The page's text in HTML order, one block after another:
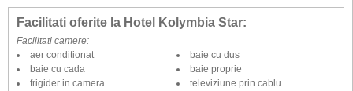
Facilitati oferite la Hotel Kolymbia Star:
Facilitati camere:
aer conditionat
baie cu cada
baie cu dus
baie proprie
frigider in camera
televiziune prin cablu